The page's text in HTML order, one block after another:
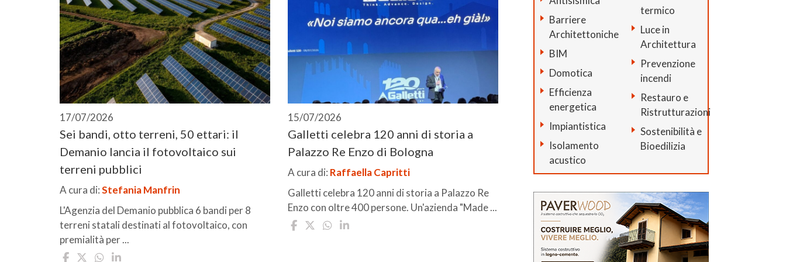
17/07/2026
Sei bandi, otto terreni, 50 ettari: il
Demanio lancia il fotovoltaico sui
terreni pubblici
A cura di:Stefania Manfrin
L'Agenzia del Demanio pubblica 6 bandi per 8
terreni statali destinati al fotovoltaico, con
premialità per ...
15/07/2026
Galletti celebra 120 anni di storia a
Palazzo Re Enzo di Bologna
A cura di: Raffaella Capritti
Galletti celebra 120 anni di storia a Palazzo Re
Enzo con oltre 400 persone. Un'azienda "Made ...
Barriere
Architettoniche
BIM
Domotica
Efficienza
energetica
Impiantistica
Isolamento
acustico
termico
Luce in
Architettura
Prevenzione
incendi
Restauro e
Ristrutturazioni
Sostenibilità e
Bioedilizia